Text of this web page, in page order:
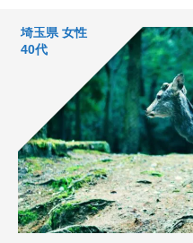
埼玉県 女性
40代